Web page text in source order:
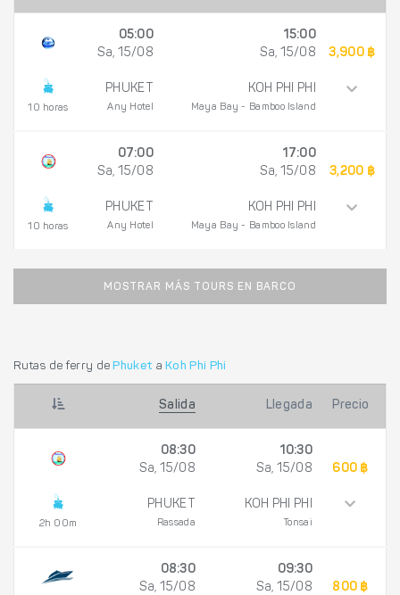
10 horas
05:00
Sa, 15/08
PHUKET
Any Hotel
15:00
Sa, 15/08
KOH PHI PHI
Maya Bay - Bamboo Island
3,900 ฿
10 horas
07:00
Sa, 15/08
PHUKET
Any Hotel
17:00
Sa, 15/08
KOH PHI PHI
Maya Bay - Bamboo Island
3,200 ฿
MOSTRAR MÁS TOURS EN BARCO
Rutas de ferry de Phuket a Koh Phi Phi
Salida Llegada Precio
2h 00m
08:30
Sa, 15/08
PHUKET
Rassada
10:30
Sa, 15/08
KOH PHI PHI
Tonsai
600 ฿
08:30
Sa, 15/08
09:30
Sa, 15/08
800 ฿